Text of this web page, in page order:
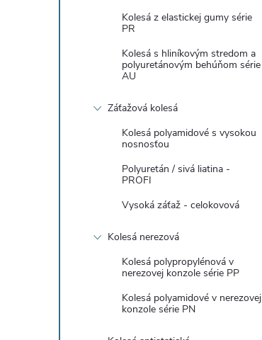
Kolesá z elastickej gumy série
PR
Kolesá s hliníkovým stredom a
polyuretánovým behúňom série
AU
Záťažová kolesá
Kolesá polyamidové s vysokou
nosnosťou
Polyuretán / sivá liatina -
PROFI
Vysoká záťaž - celokovová
Kolesá nerezová
Kolesá polypropylénová v
nerezovej konzole série PP
Kolesá polyamidové v nerezovej
konzole série PN